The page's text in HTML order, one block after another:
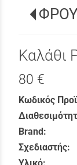
Καλάθι
80 €
Κωδικός
Brand:
Σχεδιαστής: